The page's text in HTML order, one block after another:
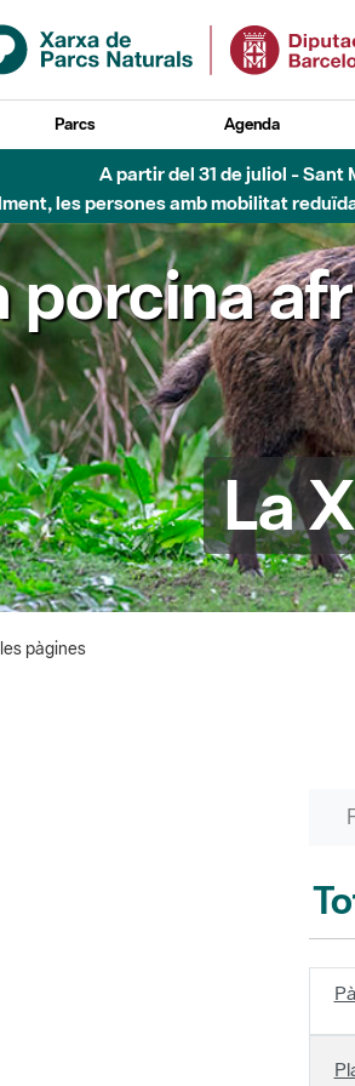
Parcs Agenda
A partir del 31 de juliol -
les persones amb mobilitat
porcina
La
pàgines